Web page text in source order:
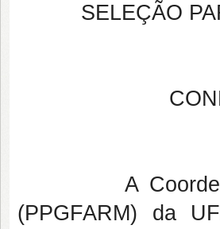
SELEÇÃO
A Coordenação
(PPGFARM) da